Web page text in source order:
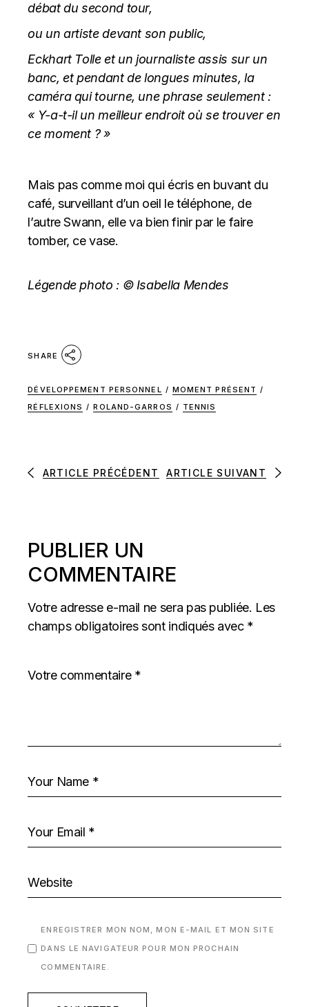
débat du second tour,
ou un artiste devant son public,
Eckhart Tolle et un journaliste assis sur un
banc, et pendant de longues minutes, la
caméra qui tourne, une phrase seulement :
« Y-a-t-il un meilleur endroit où se trouver en
ce moment ? »
Mais pas comme moi qui écris en buvant du
café, surveillant d’un oeil le téléphone, de
l’autre Swann, elle va bien finir par le faire
tomber, ce vase.
Légende photo : © Isabella Mendes
SHARE
DÉVELOPPEMENT PERSONNEL / MOMENT PRÉSENT /
RÉFLEXIONS / ROLAND-GARROS / TENNIS
ARTICLE PRÉCÉDENT ARTICLE SUIVANT
PUBLIER UN
COMMENTAIRE
Votre adresse e-mail ne sera pas publiée. Les
champs obligatoires sont indiqués avec *
ENREGISTRER MON NOM, MON E-MAIL ET MON SITE
DANS LE NAVIGATEUR POUR MON PROCHAIN
COMMENTAIRE.